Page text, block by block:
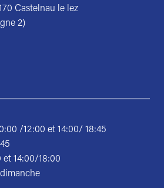
Castelnau le lez
2)
/12:00 et 14:00/ 18:45
et 14:00/18:00